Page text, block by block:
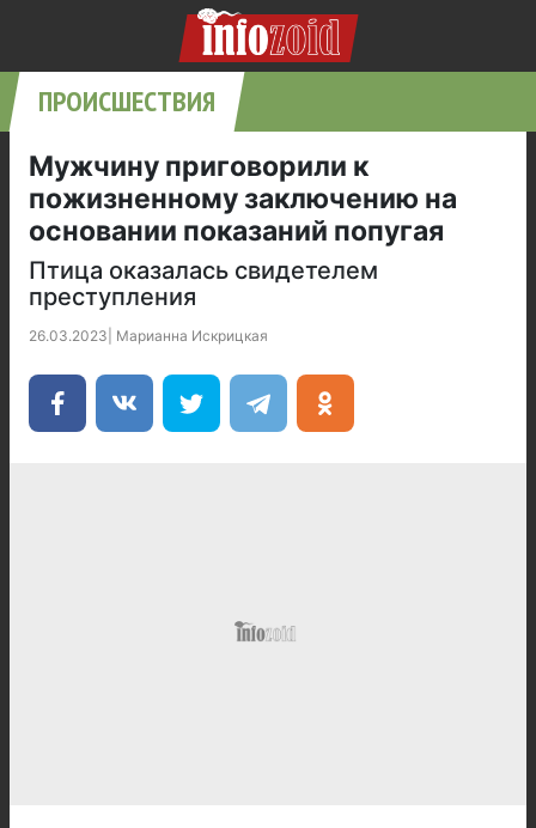
ПРОИСШЕСТВИЯ
Мужчину приговорили к
пожизненному заключению на
основании показаний попугая
Птица оказалась свидетелем
преступления
26.03.2023 Марианна Искрицкая